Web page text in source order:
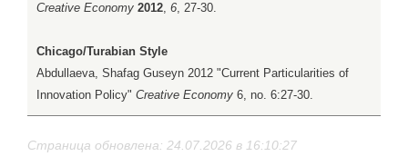
Creative Economy 2012, 6, 27-30.
Chicago/Turabian Style
Abdullaeva, Shafag Guseyn 2012 "Current Particularities of
Innovation Policy" Creative Economy 6, no. 6:27-30.
Страница обновлена: 24.07.2026 в 16:10:27